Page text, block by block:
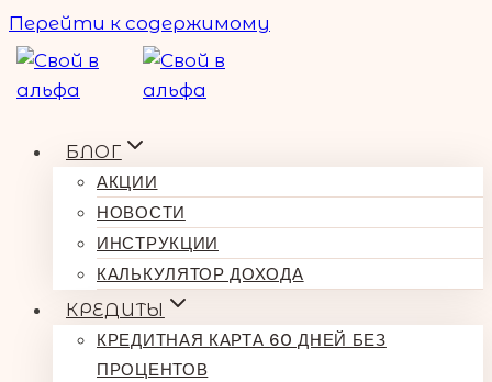
Перейти к содержимому
БЛОГ
АКЦИИ
НОВОСТИ
ИНСТРУКЦИИ
КАЛЬКУЛЯТОР ДОХОДА
КРЕДИТЫ
КРЕДИТНАЯ КАРТА 60 ДНЕЙ БЕЗ
ПРОЦЕНТОВ